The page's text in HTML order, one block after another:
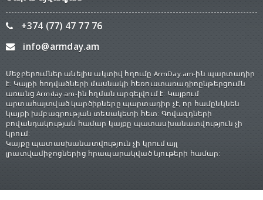
+374 (77) 47 77 76
info@armday.am
Մեջբերումներ անելիս ակտիվ հղումը ArmDay.am-ին պարտադիր
է: Կայքի հոդվածների մասնակի հեռուստառադիոընթերցումն
առանց Armday.am-ին հղման արգելվում է: Կայքում
արտահայտված կարծիքները պարտադիր չէ, որ համընկնեն
կայքի խմբագրության տեսակետի հետ: Գովազդների
բովանդակության համար կայքը պատասխանատվություն չի
կրում:
Կայքը պատասխանատվություն չի կրում այլ
լրատվամիջոցներից հրապարակված նյութերի համար: